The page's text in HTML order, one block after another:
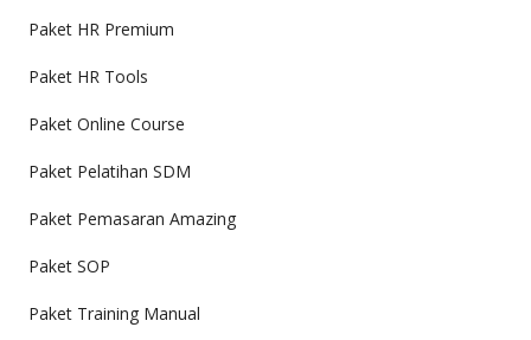
Paket HR Premium
Paket HR Tools
Paket Online Course
Paket Pelatihan SDM
Paket Pemasaran Amazing
Paket SOP
Paket Training Manual